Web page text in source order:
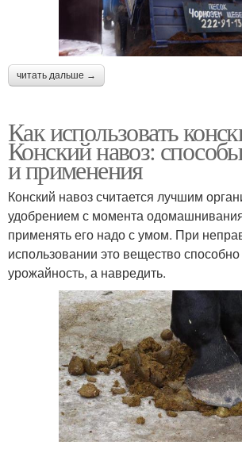
читать дальше →
Как использовать
Конский навоз:
и применения
Конский навоз считается лучшим
удобрением с момента
применять его надо с умом. При
использовании это вещество
урожайность, а навредить.